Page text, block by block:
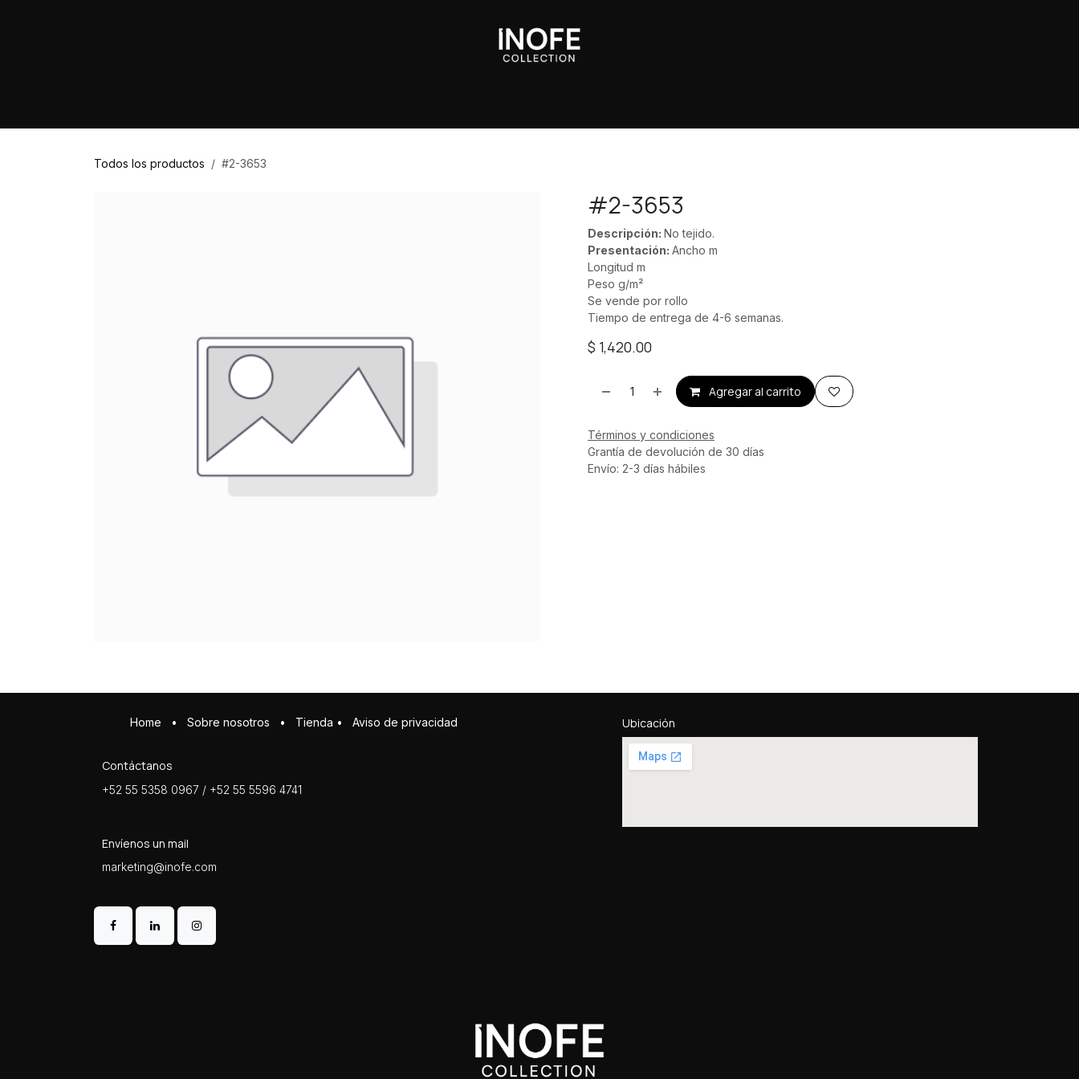
Todos los productos #2-3653
#2-3653
Descripción: No tejido.
Presentación: Ancho m
Longitud m
Peso g/m²
Se vende por rollo
Tiempo de entrega de 4-6 semanas.
$ 1,420.00
Agregar al carrito
Términos y condiciones
Grantía de devolución de 30 días
Envío: 2-3 días hábiles
Ubicación
Home • Sobre ​n​osotros • Tienda • Aviso de privacidad
Contáctanos
+52 55 5358 0967 / +52 55 5596 4741
Envíenos un mail
marketing@inofe.com